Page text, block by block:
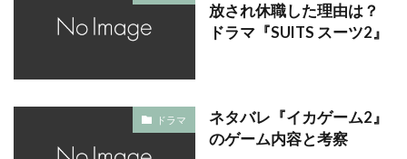
放され休職した理由は？
ドラマ『SUITS スーツ2』
ドラマ
ネタバレ『イカゲーム2』
のゲーム内容と考察